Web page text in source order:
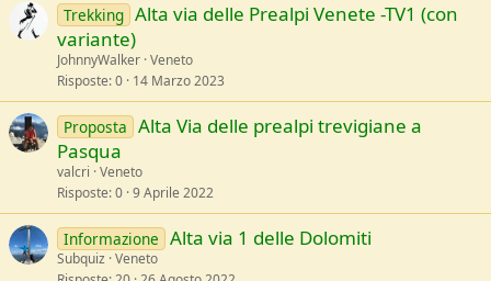
Trekking Alta via delle Prealpi Venete -TV1 (con
variante)
JohnnyWalker Veneto
Risposte 0 14 Marzo 2023
Proposta Alta Via delle prealpi trevigiane a
Pasqua
valcri Veneto
Risposte 0 9 Aprile 2022
Informazione Alta via 1 delle Dolomiti
Subquiz Veneto